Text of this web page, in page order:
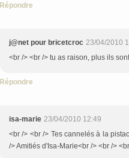
Répondre
j@net pour bricetcroc 23/04/2010
<br /> <br /> tu as raison, plus ils
Répondre
isa-marie 23/04/2010 12:49
<br /> <br /> Tes cannelés à la
/> Amitiés d'Isa-Marie<br /> <br />